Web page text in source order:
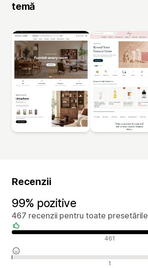
temă
Recenzii
99% pozitive
467 recenzii pentru toate presetările
Recenzii pozitive 461
Recenzii neutre 1